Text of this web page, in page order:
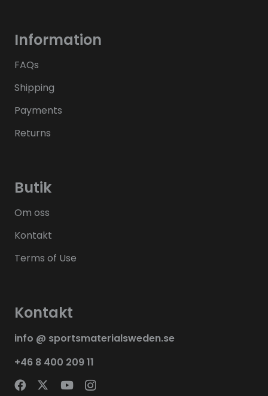
Information
FAQs
Shipping
Payments
Returns
Butik
Om oss
Kontakt
Terms of Use
Kontakt
info @ sportsmaterialsweden.se
+46 8 400 209 11